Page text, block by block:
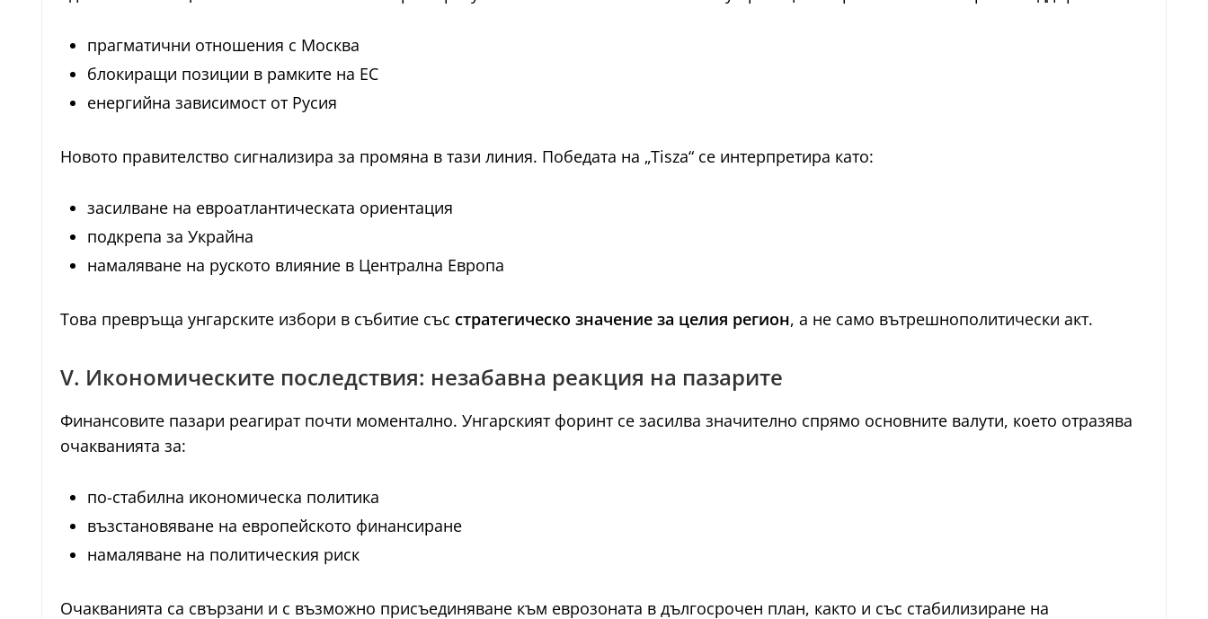
прагматични отношения с Москва
блокиращи позиции в рамките на ЕС
енергийна зависимост от Русия
Новото правителство сигнализира за промяна в тази линия. Победата на „Tisza“ се интерпретира като:
засилване на евроатлантическата ориентация
подкрепа за Украйна
намаляване на руското влияние в Централна Европа
Това превръща унгарските избори в събитие със стратегическо значение за целия регион, а не само вътрешнополитически акт.
V. Икономическите последствия: незабавна реакция на пазарите
Финансовите пазари реагират почти моментално. Унгарският форинт се засилва значително спрямо основните валути, което отразява
очакванията за:
по-стабилна икономическа политика
възстановяване на европейското финансиране
намаляване на политическия риск
Очакванията са свързани и с възможно присъединяване към еврозоната в дългосрочен план, както и със стабилизиране на